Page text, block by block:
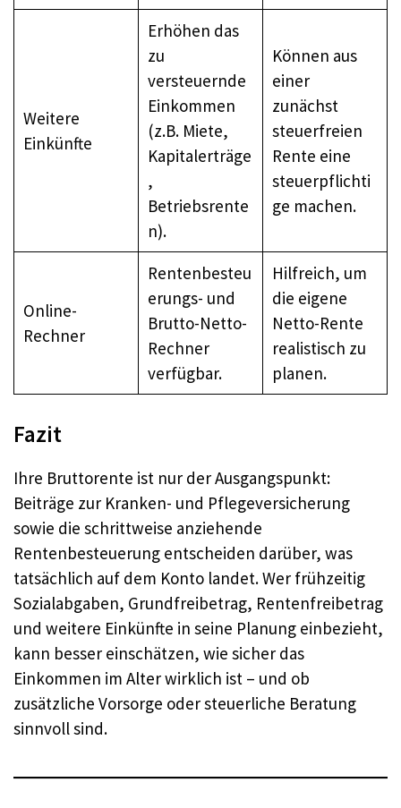
Weitere
Einkünfte
Erhöhen das
zu
versteuernde
Einkommen
(z.B. Miete,
Kapitalerträge
,
Betriebsrente
n).
Können aus
einer
zunächst
steuerfreien
Rente eine
steuerpflichti
ge machen.
Online-
Rechner
Rentenbesteu
erungs- und
Brutto-Netto-
Rechner
verfügbar.
Hilfreich, um
die eigene
Netto-Rente
realistisch zu
planen.
Fazit
Ihre Bruttorente ist nur der Ausgangspunkt:
Beiträge zur Kranken- und Pflegeversicherung
sowie die schrittweise anziehende
Rentenbesteuerung entscheiden darüber, was
tatsächlich auf dem Konto landet. Wer frühzeitig
Sozialabgaben, Grundfreibetrag, Rentenfreibetrag
und weitere Einkünfte in seine Planung einbezieht,
kann besser einschätzen, wie sicher das
Einkommen im Alter wirklich ist – und ob
zusätzliche Vorsorge oder steuerliche Beratung
sinnvoll sind.